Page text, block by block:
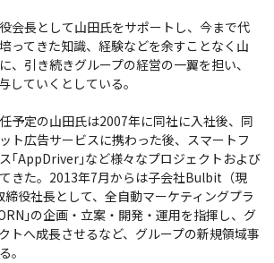
会長として山田氏をサポートし、今まで代
ってきた知識、経験などを余すことなく山
、引き続きグループの経営の一翼を担い、
していくとしている。
予定の山田氏は2007年に同社に入社後、同
ト広告サービスに携わった後、スマートフ
｢AppDriver｣など様々なプロジェクトおよび
きた。2013年7月からは子会社Bulbit（現
締役社長として、全自動マーケティングプラ
｣の企画・立案・開発・運用を指揮し、グ
トへ成長させるなど、グループの新規領域事
。